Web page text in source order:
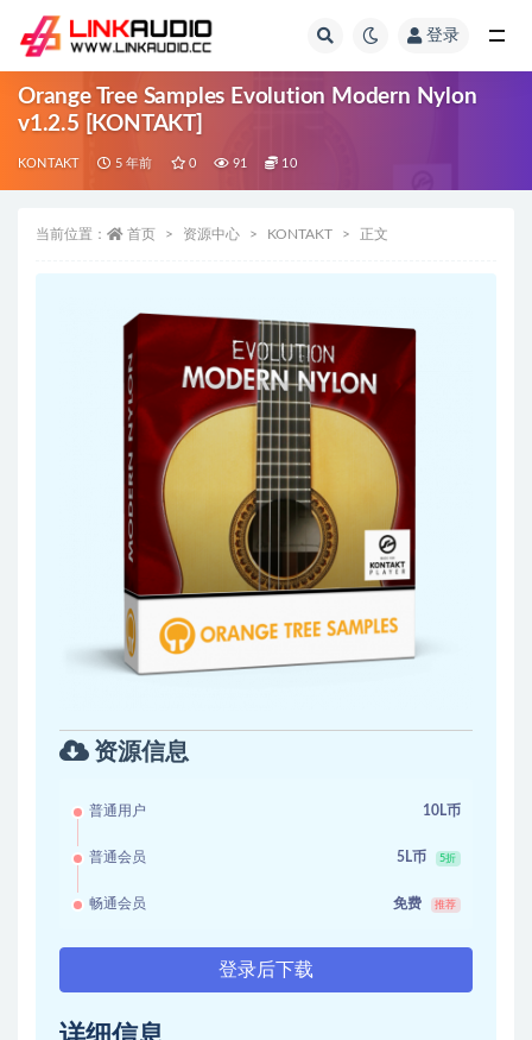
登录
Orange Tree Samples Evolution Modern Nylon
v1.2.5 [KONTAKT]
KONTAKT 5 年前 0 91 10
当前位置： 首页 资源中心 KONTAKT 正文
资源信息
普通用户 10L币
普通会员 5L币 5折
畅通会员 免费 推荐
登录后下载